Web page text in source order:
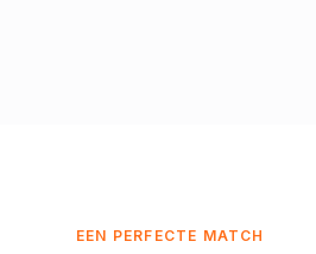
EEN PERFECTE MATCH